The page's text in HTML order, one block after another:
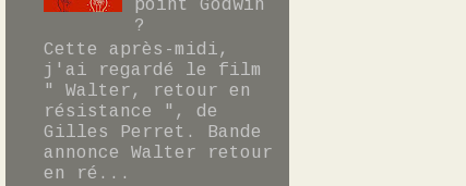
point Godwin
?
Cette après-midi,
j'ai regardé le film
" Walter, retour en
résistance ", de
Gilles Perret. Bande
annonce Walter retour
en ré...